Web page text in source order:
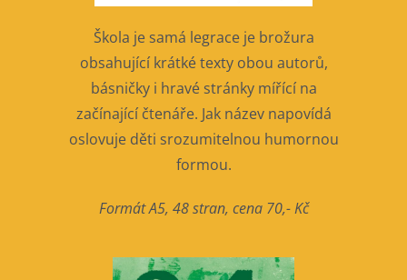
Škola je samá legrace je brožura
obsahující krátké texty obou autorů,
básničky i hravé stránky mířící na
začínající čtenáře. Jak název napovídá
oslovuje děti srozumitelnou humornou
formou.
Formát A5, 48 stran, cena 70,- Kč